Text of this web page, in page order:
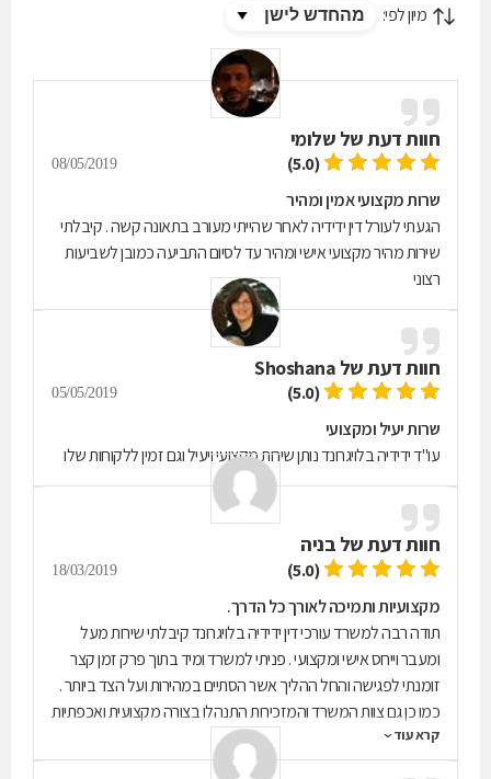
מיון לפי:
חוות דעת של שלומי
(5.0)
08/05/2019
שרות מקצועי אמין ומהיר
הגעתי לעורל דין ידידיה לאחר שהייתי מעורב בתאונה קשה . קיבלתי
שירות מהיר מקצועי אישי ומהיר עד לסיום התביעה כמובן לשביעות
רצוני
חוות דעת של Shoshana
(5.0)
05/05/2019
שרות יעיל ומקצועי
עו"ד ידידיה בלויגרונד נותן שירות מקצועי ויעיל וגם זמין ללקוחות שלו
חוות דעת של בניה
(5.0)
18/03/2019
מקצועיות ותמיכה לאורך כל הדרך.
תודה רבה למשרד עורכי דין ידידיה בלויגרונד קיבלתי שירות מעל
ומעבר וייחס אישי ומקצועי . פניתי למשרד ומיד בתוך פרק זמן קצר
זומנתי לפגישה והחל ההליך אשר הסתיים במהירות ועל הצד ביותר .
כמו כן גם צוות המשרד והמזכירות התנהלו בצורה מקצועית ואכפתיות
תוך ליווי צמוד ובמיוחד בכל נושא הניירת
קרא עוד